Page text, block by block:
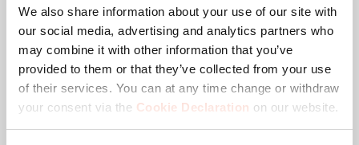
We also share information about your use of our site with
our social media, advertising and analytics partners who
may combine it with other information that you’ve
provided to them or that they’ve collected from your use
of their services. You can at any time change or withdraw
your consent via the Cookie Declaration on our website.
Max. Abstand zum Boden - zentrales Display (mm)1900
Passgröße Display (mm) >1850 - ≤2050 mm